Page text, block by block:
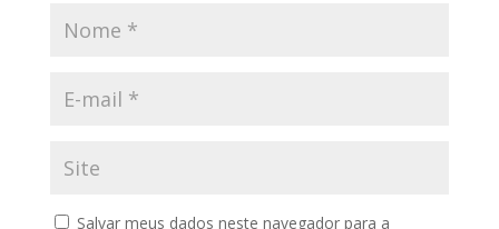
Salvar meus dados neste navegador para a